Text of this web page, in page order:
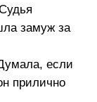
замуж за
если
прилично